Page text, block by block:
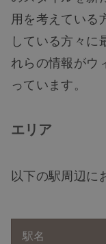
用を考えている
している方々に
れらの情報がウ
っています。
エリア
以下の駅周辺に
駅名